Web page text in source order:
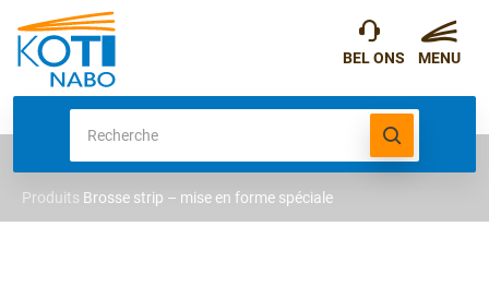
Produits Brosse strip – mise en forme spéciale